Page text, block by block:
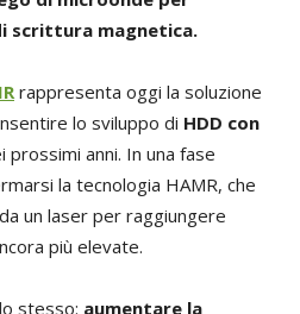
scrittura magnetica.
rappresenta oggi la soluzione
lo sviluppo di HDD con
prossimi anni. In una fase
la tecnologia HAMR, che
un laser per raggiungere
più elevate.
stesso: aumentare la